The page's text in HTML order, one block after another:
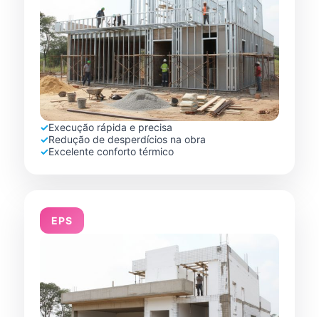
✓Execução rápida e precisa
✓Redução de desperdícios na obra
✓Excelente conforto térmico
EPS